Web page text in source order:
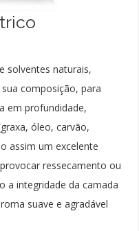
solventes naturais,
composição, para
em profundidade,
óleo, carvão,
assim um excelente
ressecamento ou
a integridade da camada
suave e agradável